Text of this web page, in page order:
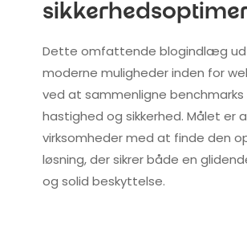
Dette omfattende blogindlæg
moderne muligheder inden for
ved at sammenligne benchmarks
hastighed og sikkerhed. Målet er
virksomheder med at finde den
løsning, der sikrer både en
og solid beskyttelse.